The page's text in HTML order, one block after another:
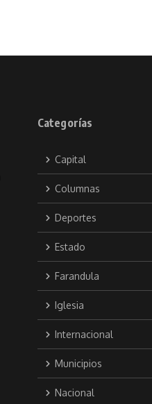
Categorías
Capital
Columnas
Deportes
Estado
Farandula
Iglesia
Internacional
Municipios
Nacional